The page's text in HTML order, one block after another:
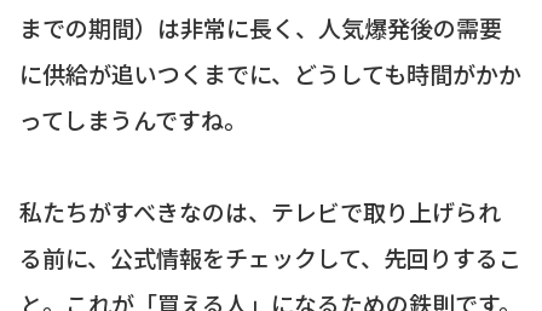
までの期間）は非常に長く、人気爆発後の需要
に供給が追いつくまでに、どうしても時間がかか
ってしまうんですね。
私たちがすべきなのは、テレビで取り上げられ
る前に、公式情報をチェックして、先回りするこ
と。これが「買える人」になるための鉄則です。